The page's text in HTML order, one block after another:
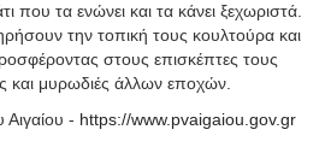
που τα ενώνει και τα κάνει ξεχωριστά.
την τοπική τους κουλτούρα και
στους επισκέπτες τους
και μυρωδιές άλλων εποχών.
Αιγαίου - https://www.pvaigaiou.gov.gr